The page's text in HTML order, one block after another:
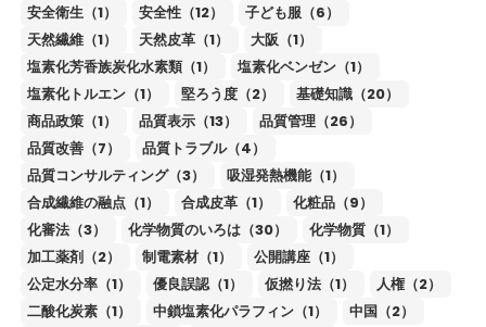
安全衛生（1）
安全性（12）
子ども服（6）
天然繊維（1）
天然皮革（1）
大阪（1）
塩素化芳香族炭化水素類（1）
塩素化ベンゼン（1）
塩素化トルエン（1）
堅ろう度（2）
基礎知識（20）
商品政策（1）
品質表示（13）
品質管理（26）
品質改善（7）
品質トラブル（4）
品質コンサルティング（3）
吸湿発熱機能（1）
合成繊維の融点（1）
合成皮革（1）
化粧品（9）
化審法（3）
化学物質のいろは（30）
化学物質（1）
加工薬剤（2）
制電素材（1）
公開講座（1）
公定水分率（1）
優良誤認（1） 仮撚り法（1）
人権（2）
二酸化炭素（1）
中鎖塩素化パラフィン（1）
中国（2）